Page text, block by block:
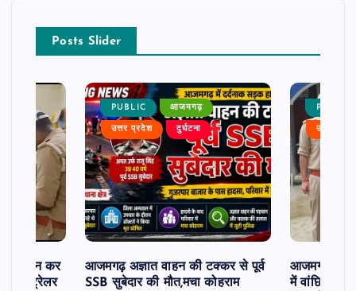
Posts Slider
से दर्शन कर
खड़े ट्रेलर
PUBLIC आजमगढ़
उत्तर प्रदेश दुर्घटना
आजमगढ़ अज्ञात वाहन की टक्कर से पूर्व
SSB सुबेदार की मौत,मचा कोहराम
PUBLIC
उत्तर
आजमगढ़ 43
में वांछित